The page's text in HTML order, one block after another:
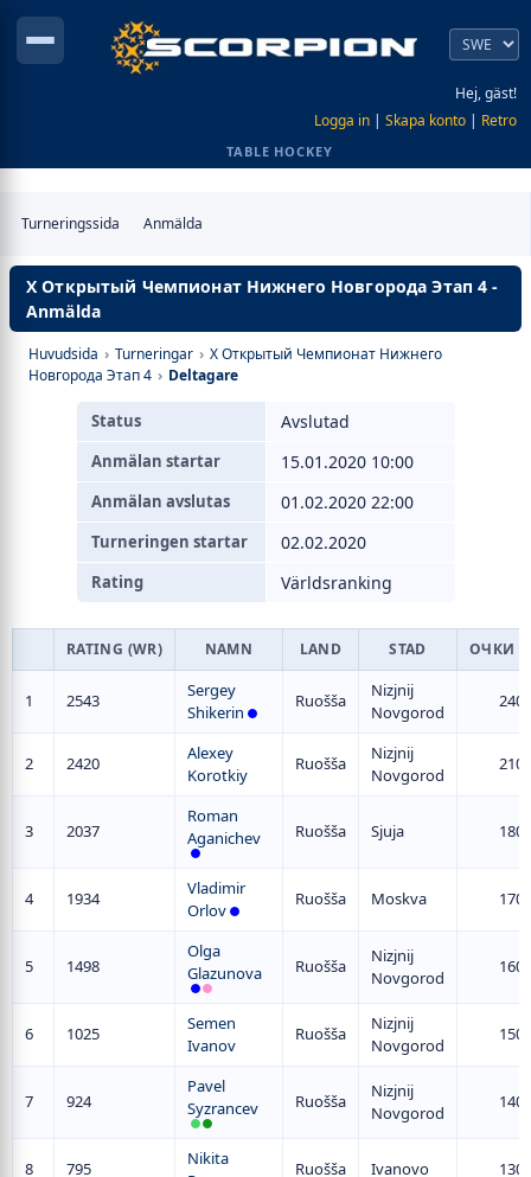
Hej, gäst!
Logga in | Skapa konto | Retro
TABLE HOCKEY
Turneringssida Anmälda
X Открытый Чемпионат Нижнего Новгорода Этап 4 -
Anmälda
Huvudsida › Turneringar › X Открытый Чемпионат Нижнего
Новгорода Этап 4 › Deltagare
Status Avslutad
Anmälan startar 15.01.2020 10:00
Anmälan avslutas 01.02.2020 22:00
Turneringen startar 02.02.2020
Rating Världsranking
RATING (WR) NAMN LAND STAD ОЧКИ
1 2543
Sergey
Shikerin
Ruošša
Nizjnij
Novgorod
240
2 2420
Alexey
Korotkiy
Ruošša
Nizjnij
Novgorod
210
3 2037
Roman
Aganichev
Ruošša Sjuja 180
4 1934
Vladimir
Orlov
Ruošša Moskva 170
5 1498
Olga
Glazunova
Ruošša
Nizjnij
Novgorod
160
6 1025
Semen
Ivanov
Ruošša
Nizjnij
Novgorod
150
7 924
Pavel
Syzrancev
Ruošša
Nizjnij
Novgorod
140
8 795
Nikita
Ruošša Ivanovo 130